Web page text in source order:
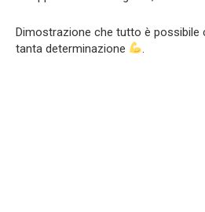
Dimostrazione che tutto è possibile
tanta determinazione